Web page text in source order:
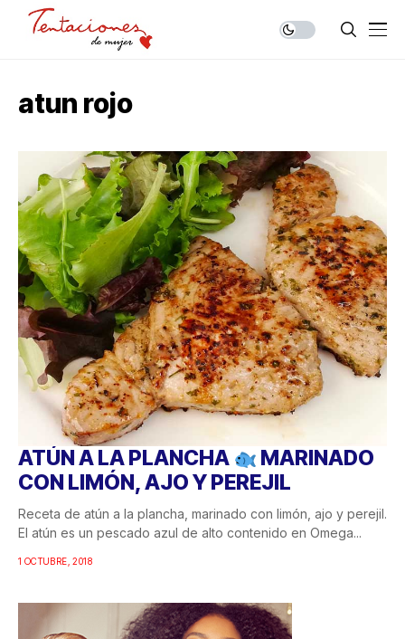
atun rojo
ATÚN A LA PLANCHA
MARINADO
CON LIMÓN, AJO Y PEREJIL
Receta de atún a la plancha, marinado con limón, ajo y perejil.
El atún es un pescado azul de alto contenido en Omega...
1 OCTUBRE, 2018